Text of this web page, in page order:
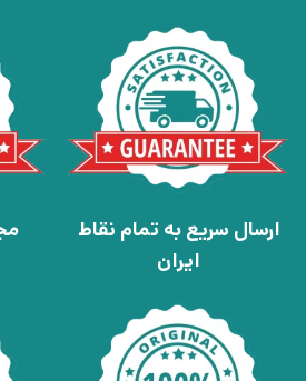
ارسال سریع به تمام نقاط
ایران